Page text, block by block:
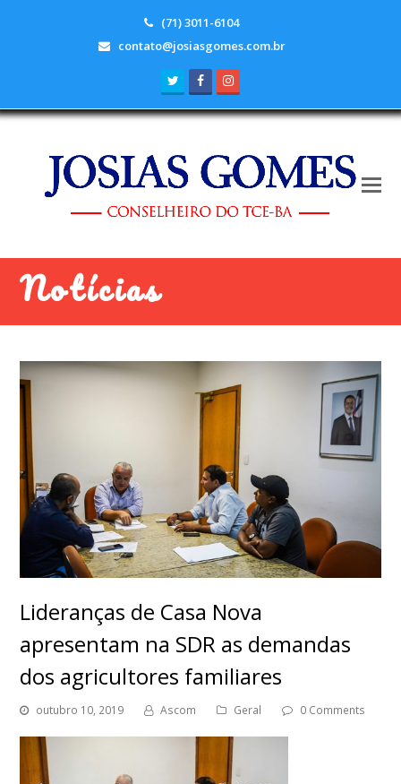
(71) 3011-6104
contato@josiasgomes.com.br
TwitterFacebook
Notícias
Lideranças de Casa Nova
apresentam na SDR as demandas
dos agricultores familiares
outubro 10, 2019 Ascom Geral 0 Comments